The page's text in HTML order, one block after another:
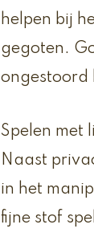
helpen bij
gegoten.
ongestoord
Spelen met
Naast
in het
fijne stof